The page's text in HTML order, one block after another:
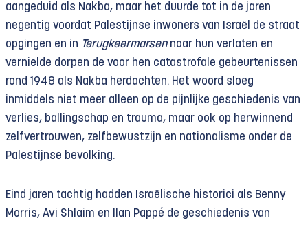
aangeduid als Nakba, maar het duurde tot in de jaren
negentig voordat Palestijnse inwoners van Israël de straat
opgingen en in Terugkeermarsennaar hun verlaten en
vernielde dorpen de voor hen catastrofale gebeurtenissen
rond 1948 als Nakba herdachten. Het woord sloeg
inmiddels niet meer alleen op de pijnlijke geschiedenis van
verlies, ballingschap en trauma, maar ook op herwinnend
zelfvertrouwen, zelfbewustzijn en nationalisme onder de
Palestijnse bevolking.
Eind jaren tachtig hadden Israëlische historici als Benny
Morris, Avi Shlaim en Ilan Pappé de geschiedenis van